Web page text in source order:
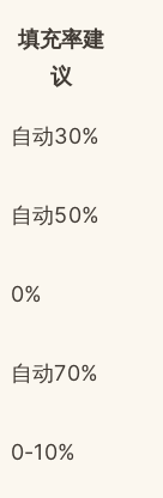
填充率建
议
自动30%
自动50%
0%
自动70%
0-10%